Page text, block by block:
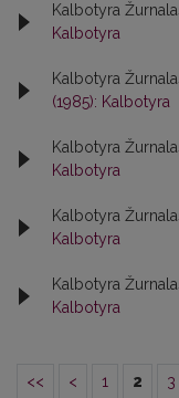
Kalbotyra
Kalbotyra
Kalbotyra
(1985): Kalbotyra
Kalbotyra
Kalbotyra
Kalbotyra
Kalbotyra
Kalbotyra
Kalbotyra
<< < 1 2 3